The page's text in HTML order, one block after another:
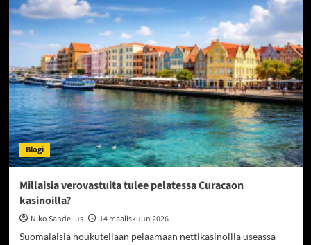
jäsennelty
lista
vähentää
riskiä
sekä
raha-
että
viihdevalinnoissa
Blogi
Millaisia verovastuita tulee pelatessa Curacaon
kasinoilla?
Niko Sandelius
14 maaliskuun 2026
Suomalaisia houkutellaan pelaamaan nettikasinoilla useassa